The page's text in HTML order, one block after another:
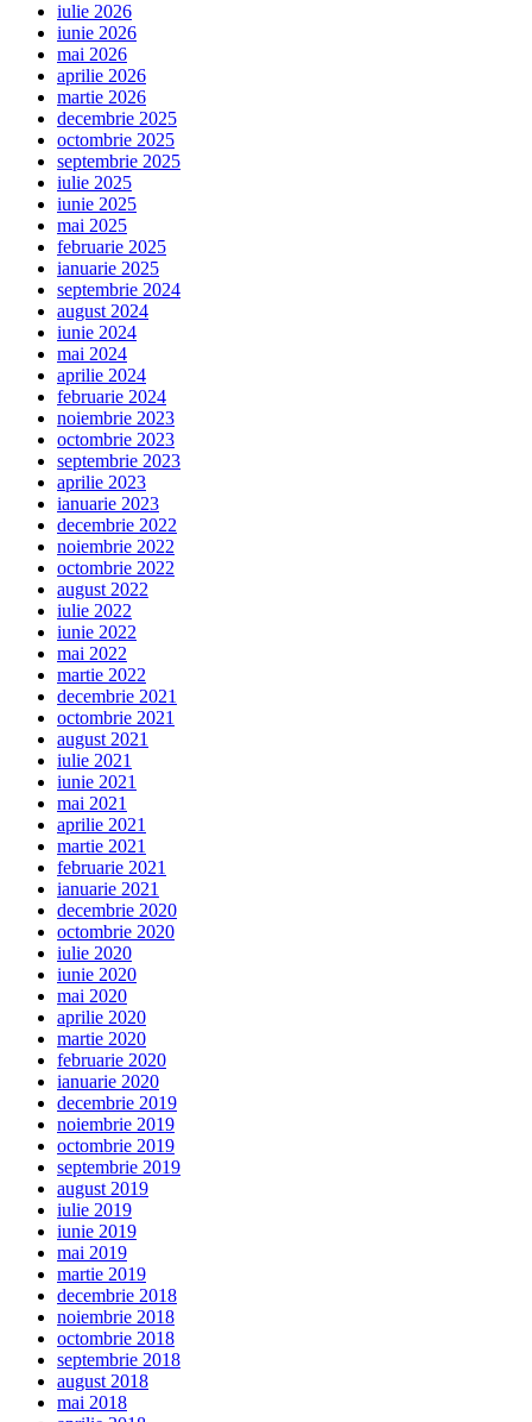
iulie 2026
iunie 2026
mai 2026
aprilie 2026
martie 2026
decembrie 2025
octombrie 2025
septembrie 2025
iulie 2025
iunie 2025
mai 2025
februarie 2025
ianuarie 2025
septembrie 2024
august 2024
iunie 2024
mai 2024
aprilie 2024
februarie 2024
noiembrie 2023
octombrie 2023
septembrie 2023
aprilie 2023
ianuarie 2023
decembrie 2022
noiembrie 2022
octombrie 2022
august 2022
iulie 2022
iunie 2022
mai 2022
martie 2022
decembrie 2021
octombrie 2021
august 2021
iulie 2021
iunie 2021
mai 2021
aprilie 2021
martie 2021
februarie 2021
ianuarie 2021
decembrie 2020
octombrie 2020
iulie 2020
iunie 2020
mai 2020
aprilie 2020
martie 2020
februarie 2020
ianuarie 2020
decembrie 2019
noiembrie 2019
octombrie 2019
septembrie 2019
august 2019
iulie 2019
iunie 2019
mai 2019
martie 2019
decembrie 2018
noiembrie 2018
octombrie 2018
septembrie 2018
august 2018
mai 2018